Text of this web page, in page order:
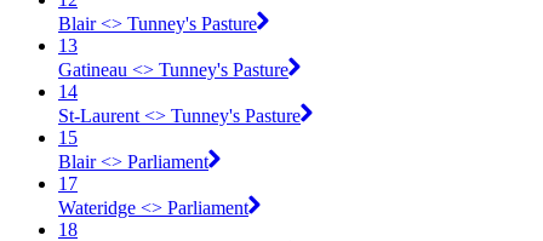
Blair <​> Tunney's Pasture
13
Gatineau <​> Tunney's Pasture
14
St-Laurent <​> Tunney's Pasture
15
Blair <​> Parliament
17
Wateridge <​> Parliament
18